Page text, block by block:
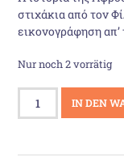
στιχάκια από τον
εικονογράφηση
Nur noch 2 vorrätig
Menge
IN DEN